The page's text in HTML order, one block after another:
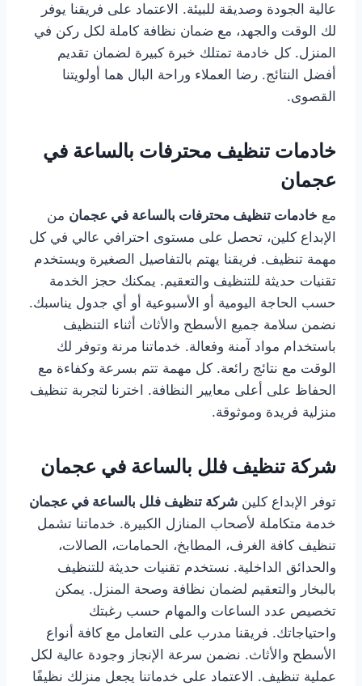
عالية الجودة وصديقة للبيئة. الاعتماد على فريقنا يوفر
لك الوقت والجهد، مع ضمان نظافة كاملة لكل ركن في
المنزل. كل خادمة تمتلك خبرة كبيرة لضمان تقديم
أفضل النتائج. رضا العملاء وراحة البال هما أولويتنا
القصوى.
خادمات تنظيف محترفات بالساعة في
عجمان
مع خادمات تنظيف محترفات بالساعة في عجمان من
الإبداع كلين، تحصل على مستوى احترافي عالي في كل
مهمة تنظيف. فريقنا يهتم بالتفاصيل الصغيرة ويستخدم
تقنيات حديثة للتنظيف والتعقيم. يمكنك حجز الخدمة
حسب الحاجة اليومية أو الأسبوعية أو أي جدول يناسبك.
نضمن سلامة جميع الأسطح والأثاث أثناء التنظيف
باستخدام مواد آمنة وفعالة. خدماتنا مرنة وتوفر لك
الوقت مع نتائج رائعة. كل مهمة تتم بسرعة وكفاءة مع
الحفاظ على أعلى معايير النظافة. اخترنا لتجربة تنظيف
منزلية فريدة وموثوقة.
شركة تنظيف فلل بالساعة في عجمان
توفر الإبداع كلين شركة تنظيف فلل بالساعة في عجمان
خدمة متكاملة لأصحاب المنازل الكبيرة. خدماتنا تشمل
تنظيف كافة الغرف، المطابخ، الحمامات، الصالات،
والحدائق الداخلية. نستخدم تقنيات حديثة للتنظيف
بالبخار والتعقيم لضمان نظافة وصحة المنزل. يمكن
تخصيص عدد الساعات والمهام حسب رغبتك
واحتياجاتك. فريقنا مدرب على التعامل مع كافة أنواع
الأسطح والأثاث. نضمن سرعة الإنجاز وجودة عالية لكل
عملية تنظيف. الاعتماد على خدماتنا يجعل منزلك نظيفًا